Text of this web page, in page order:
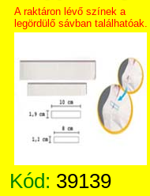
A raktáron lévő színek a
legördülő sávban találhatóak.
Kód: 39139